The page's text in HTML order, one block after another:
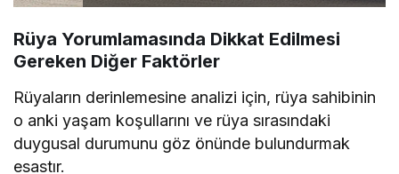
Rüya Yorumlamasında Dikkat Edilmesi
Gereken Diğer Faktörler
Rüyaların derinlemesine analizi için, rüya sahibinin
o anki yaşam koşullarını ve rüya sırasındaki
duygusal durumunu göz önünde bulundurmak
esastır.